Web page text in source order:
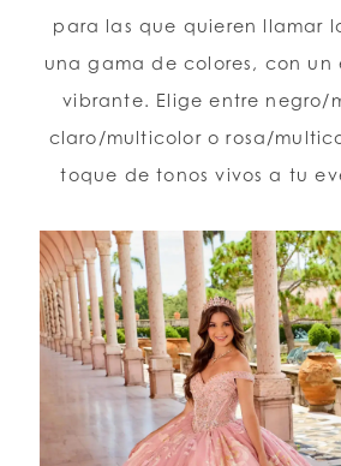
para las que quieren llamar
una gama de colores, con un
vibrante. Elige entre negro/
claro/multicolor o rosa/
toque de tonos vivos a tu